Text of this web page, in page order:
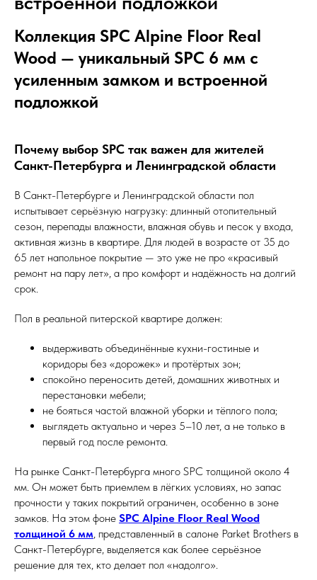
Коллекция SPC Alpine Floor Real
Wood — уникальный SPC 6 мм с
усиленным замком и встроенной
подложкой
Почему выбор SPC так важен для жителей
Санкт-Петербурга и Ленинградской области
В Санкт-Петербурге и Ленинградской области пол
испытывает серьёзную нагрузку: длинный отопительный
сезон, перепады влажности, влажная обувь и песок у входа,
активная жизнь в квартире. Для людей в возрасте от 35 до
65 лет напольное покрытие — это уже не про «красивый
ремонт на пару лет», а про комфорт и надёжность на долгий
срок.
Пол в реальной питерской квартире должен:
выдерживать объединённые кухни-гостиные и
коридоры без «дорожек» и протёртых зон;
спокойно переносить детей, домашних животных и
перестановки мебели;
не бояться частой влажной уборки и тёплого пола;
выглядеть актуально и через 5–10 лет, а не только в
первый год после ремонта.
На рынке Санкт-Петербурга много SPC толщиной около 4
мм. Он может быть приемлем в лёгких условиях, но запас
прочности у таких покрытий ограничен, особенно в зоне
замков. На этом фоне SPC Alpine Floor Real Wood
толщиной 6 мм, представленный в салоне Parket Brothers в
Санкт-Петербурге, выделяется как более серьёзное
решение для тех, кто делает пол «надолго».